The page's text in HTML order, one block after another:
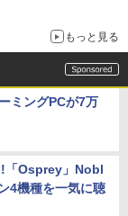
もっと見る
ミングPCが7万
!「Osprey」Nobl
4機種を一気に聴